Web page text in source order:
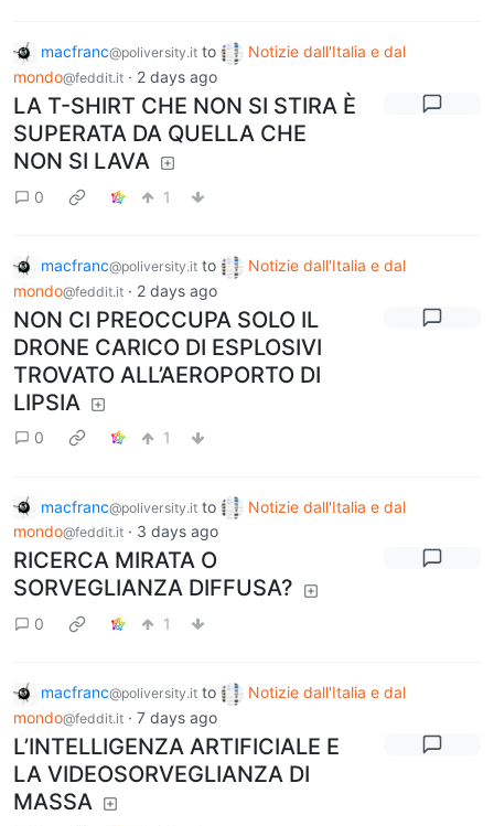
macfranc@poliversity.it to
Notizie dall'Italia e dal
mondo@feddit.it · 2 days ago
LA T-SHIRT CHE NON SI STIRA È
SUPERATA DA QUELLA CHE
NON SI LAVA
0 1
macfranc@poliversity.it to
Notizie dall'Italia e dal
mondo@feddit.it · 2 days ago
NON CI PREOCCUPA SOLO IL
DRONE CARICO DI ESPLOSIVI
TROVATO ALL’AEROPORTO DI
LIPSIA
0 1
macfranc@poliversity.it to
Notizie dall'Italia e dal
mondo@feddit.it · 3 days ago
RICERCA MIRATA O
SORVEGLIANZA DIFFUSA?
0 1
macfranc@poliversity.it to
Notizie dall'Italia e dal
mondo@feddit.it · 7 days ago
L’INTELLIGENZA ARTIFICIALE E
LA VIDEOSORVEGLIANZA DI
MASSA